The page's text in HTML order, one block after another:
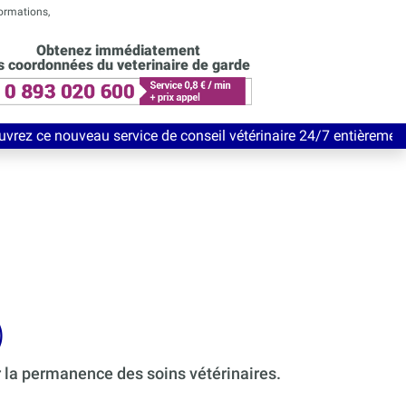
Obtenez immédiatement
coordonnées du veterinaire de garde
service de conseil vétérinaire 24/7 entièrement Gratuit
permanence des soins vétérinaires.